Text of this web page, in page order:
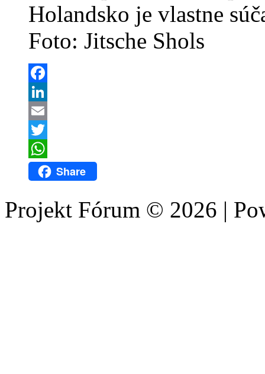
Holandsko je vlastne
Foto: Jitsche Shols
Facebook
LinkedIn
Email
Twitter
WhatsAppShare
Projekt Fórum © 2026 |